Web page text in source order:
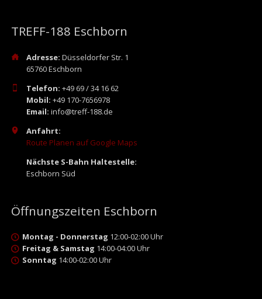
TREFF-188 Eschborn
Adresse: Düsseldorfer Str. 1
65760 Eschborn
Telefon: +49 69 / 34 16 62
Mobil: +49 170-7656978
Email: info@treff-188.de
Anfahrt:
Route Planen auf Google Maps
Nächste S-Bahn Haltestelle:
Eschborn Süd
Öffnungszeiten Eschborn
Montag - Donnerstag 12:00-02:00 Uhr
Freitag & Samstag 14:00-04:00 Uhr
Sonntag 14:00-02:00 Uhr